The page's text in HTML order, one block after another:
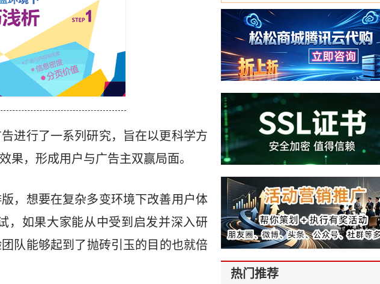
进行了一系列研究，旨在以更科学方
果，形成用户与广告主双赢局面。
，想要在复杂多变环境下改善用户体
，如果大家能从中受到启发并深入研
队能够起到了抛砖引玉的目的也就倍
热门推荐